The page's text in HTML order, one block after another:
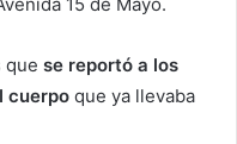
que se reportó a los
cuerpo que ya llevaba